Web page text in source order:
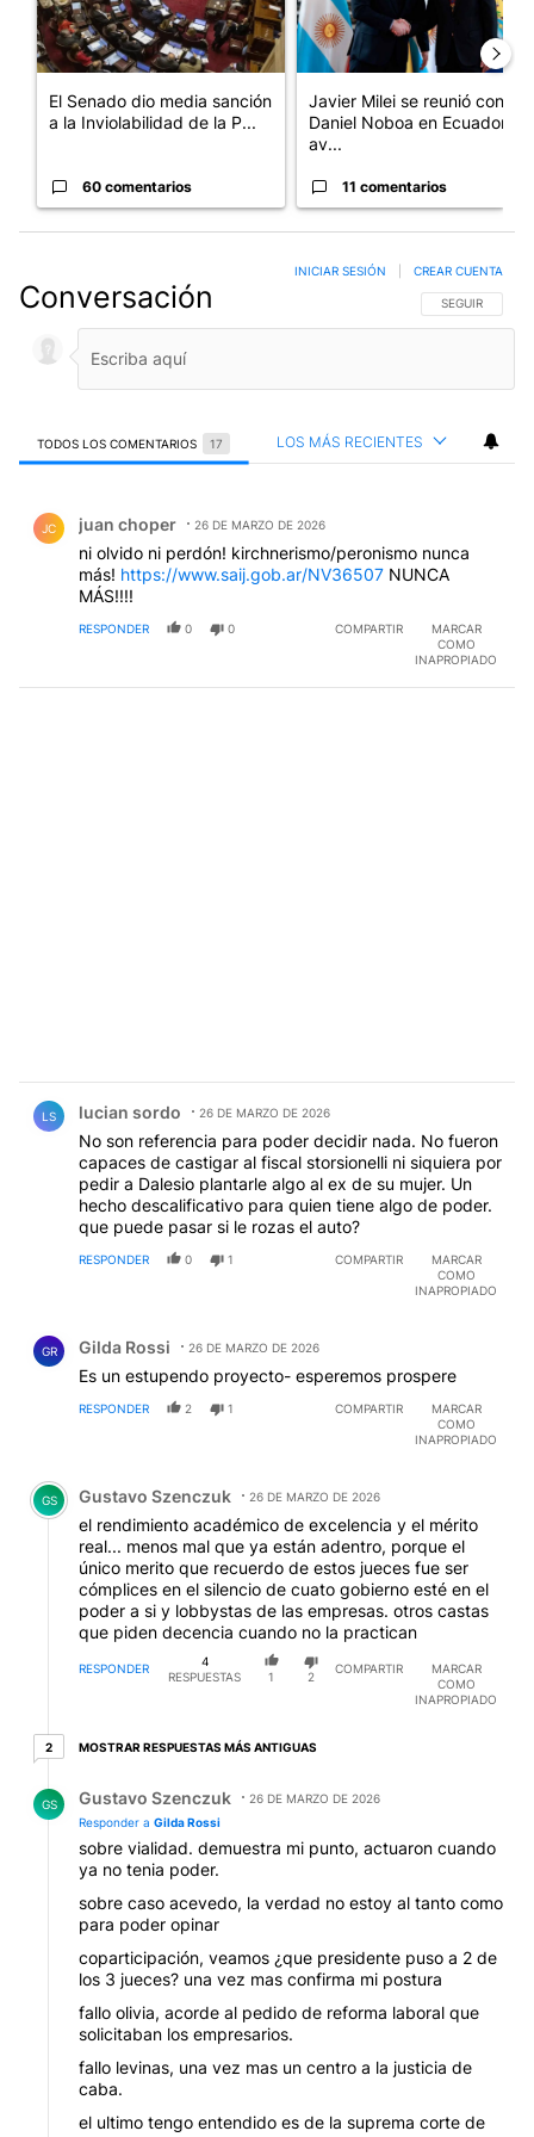
El Senado dio media sanción
a la Inviolabilidad de la P...
60 comentarios
Javier Milei se reunió con
Daniel Noboa en Ecuador y
av...
11 comentarios
Conversación SIGA ESTA
SEGUIR
INICIAR SESIÓN CREAR CUENTA
TODOS LOS COMENTARIOS 17 LOS MÁS RECIENTES
JC juan choper 26 DE MARZO DE 2026
ni olvido ni perdón! kirchnerismo/peronismo nunca
más! https://www.saij.gob.ar/NV36507 NUNCA
MÁS!!!!
RESPONDER 0 0 COMPARTIR
MARCAR
COMO
INAPROPIADO
LS lucian sordo 26 DE MARZO DE 2026
No son referencia para poder decidir nada. No fueron
capaces de castigar al fiscal storsionelli ni siquiera por
pedir a Dalesio plantarle algo al ex de su mujer. Un
hecho descalificativo para quien tiene algo de poder.
que puede pasar si le rozas el auto?
RESPONDER 0 1 COMPARTIR
MARCAR
COMO
INAPROPIADO
GR Gilda Rossi 26 DE MARZO DE 2026
Es un estupendo proyecto- esperemos prospere
RESPONDER 2 1 COMPARTIR
MARCAR
COMO
INAPROPIADO
Comentario de Gustavo Szenczuk.
GS Gustavo Szenczuk 26 DE MARZO DE 2026
el rendimiento académico de excelencia y el mérito
real... menos mal que ya están adentro, porque el
único merito que recuerdo de estos jueces fue ser
cómplices en el silencio de cuato gobierno esté en el
poder a si y lobbystas de las empresas. otros castas
que piden decencia cuando no la practican
RESPONDER
4
RESPUESTAS
1 2
COMPARTIR
MARCAR
COMO
INAPROPIADO
22 respuestas más antiguas
MOSTRAR RESPUESTAS MÁS ANTIGUAS
GS Gustavo Szenczuk
26 DE MARZO DE 2026
Responder a Gilda Rossi
sobre vialidad. demuestra mi punto, actuaron cuando
ya no tenia poder.
sobre caso acevedo, la verdad no estoy al tanto como
para poder opinar
coparticipación, veamos ¿que presidente puso a 2 de
los 3 jueces? una vez mas confirma mi postura
fallo olivia, acorde al pedido de reforma laboral que
solicitaban los empresarios.
fallo levinas, una vez mas un centro a la justicia de
caba.
el ultimo tengo entendido es de la suprema corte de